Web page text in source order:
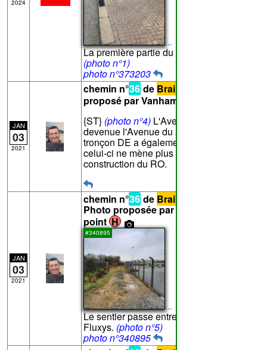
2024
...
La première partie du sentier a été pavé.
(photo n°1)
photo n°373203
JAN
03
2021
chemin n°36 de Braine-l'Alleud
proposé par Vanham pour le point
{ST} (photo n°4) L'Avenue du Japon est
devenue l'Avenue du 21 Juillet. Le
tronçon DE a également disparu puisque
celui-ci ne mène plus à rien suite à la
construction du RO.
JAN
03
2021
chemin n°36 de Braine-l'Alleud
Photo proposée par Vanham pour le
point H
#340895
...
Le sentier passe entre les deux sites de
Fluxys. (photo n°5)
photo n°340895